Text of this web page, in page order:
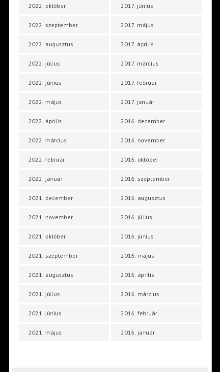
2022. október
2022. szeptember
2022. augusztus
2022. július
2022. június
2022. május
2022. április
2022. március
2022. február
2022. január
2021. december
2021. november
2021. október
2021. szeptember
2021. augusztus
2021. július
2021. június
2021. május
2017. június
2017. május
2017. április
2017. március
2017. február
2017. január
2016. december
2016. november
2016. október
2016. szeptember
2016. augusztus
2016. július
2016. június
2016. május
2016. április
2016. március
2016. február
2016. január